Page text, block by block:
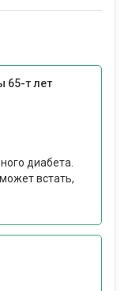
65-т лет
диабета.
встать,